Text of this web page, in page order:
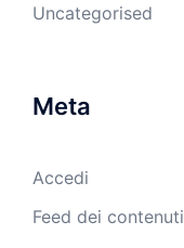
Uncategorised
Meta
Accedi
Feed dei contenuti